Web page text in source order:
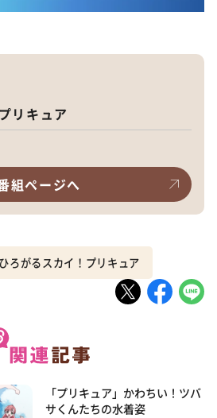
リキュア
組ページへ
ひろがるスカイ！プリキュア
「プリキュア」かわちい！ツバ
サくんたちの水着姿